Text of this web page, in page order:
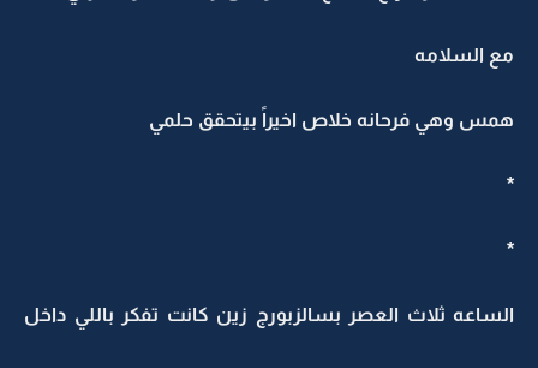
مع السلامه
همس وهي فرحانه خلاص اخيراً بيتحقق حلمي
*
*
الساعه ثلاث العصر بسالزبورج زين كانت تفكر باللي داخل